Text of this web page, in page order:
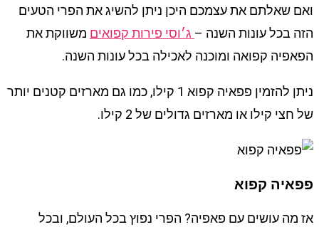
ואם שאלתם את עצמכם היכן ניתן להשיג את הפרי הטעים
הזה בכל עונות השנה –ג׳וסי פירות קפואיםמשווקת את
הפאפיה קפואה ומוכנה לאכילה בכל עונות השנה.
ניתן להזמין פפאיה קפוא 1 קילו, כמו גם מארזים קטנים יותר
של חצי קילו או מארזים גדולים של 2 קילו.
פפאיה קפוא
אז מה עושים עם פאפיה? הפרי נפוץ בכל העולם, ובכל